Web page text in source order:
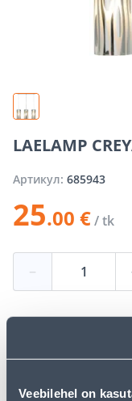
Veebilehel on
LAELAMP
Артикул: 685943
25.00 €/ tk
−
Посмотреть